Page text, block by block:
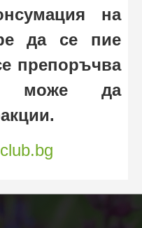
на
да се пие
препоръчва
може да